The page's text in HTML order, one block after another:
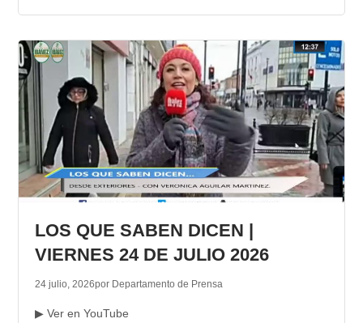
LOS QUE SABEN DICEN |
VIERNES 24 DE JULIO 2026
24 julio, 2026por Departamento de Prensa
▶ Ver en YouTube